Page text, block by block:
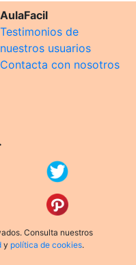
AulaFacil
Testimonios de
nuestros usuarios
Contacta con nosotros
Consulta nuestros
y política de cookies.